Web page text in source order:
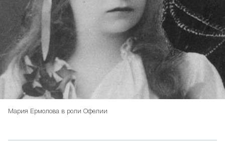
Мария Ермолова в роли Офелии